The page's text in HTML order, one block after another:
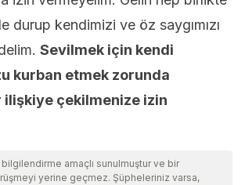
durup kendimizi ve öz saygımızı
Sevilmek için kendi
kurban etmek zorunda
ilişkiye çekilmenize izin
bilgilendirme amaçlı sunulmuştur ve bir
yerine geçmez. Şüpheleriniz varsa,